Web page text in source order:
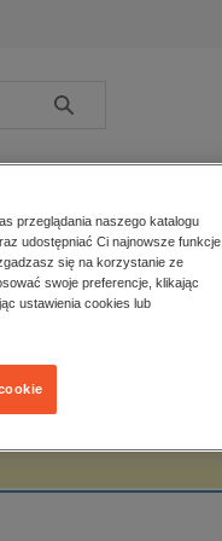
Szukaj
E-prasa
przeglądania naszego katalogu
udostępniać Ci najnowsze funkcje,
się na korzystanie ze
swoje preferencje, klikając
ustawienia cookies lub